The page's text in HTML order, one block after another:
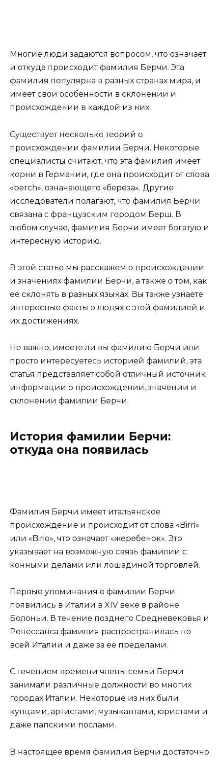
Многие люди задаются вопросом, что означает
и откуда происходит фамилия Берчи. Эта
фамилия популярна в разных странах мира, и
имеет свои особенности в склонении и
происхождении в каждой из них.
Существует несколько теорий о
происхождении фамилии Берчи. Некоторые
специалисты считают, что эта фамилия имеет
корни в Германии, где она происходит от слова
«berch», означающего «береза». Другие
исследователи полагают, что фамилия Берчи
связана с французским городом Берш. В
любом случае, фамилия Берчи имеет богатую и
интересную историю.
В этой статье мы расскажем о происхождении
и значениях фамилии Берчи, а также о том, как
ее склонять в разных языках. Вы также узнаете
интересные факты о людях с этой фамилией и
их достижениях.
Не важно, имеете ли вы фамилию Берчи или
просто интересуетесь историей фамилий, эта
статья представляет собой отличный источник
информации о происхождении, значении и
склонении фамилии Берчи.
История фамилии Берчи:
откуда она появилась
Фамилия Берчи имеет итальянское
происхождение и происходит от слова «Birri»
или «Birio», что означает «жеребенок». Это
указывает на возможную связь фамилии с
конными делами или лошадиной торговлей.
Первые упоминания о фамилии Берчи
появились в Италии в XIV веке в районе
Болоньи. В течение позднего Средневековья и
Ренессанса фамилия распространилась по
всей Италии и даже за ее пределами.
С течением времени члены семьи Берчи
занимали различные должности во многих
городах Италии. Некоторые из них были
купцами, артистами, музыкантами, юристами и
даже папскими послами.
В настоящее время фамилия Берчи достаточно